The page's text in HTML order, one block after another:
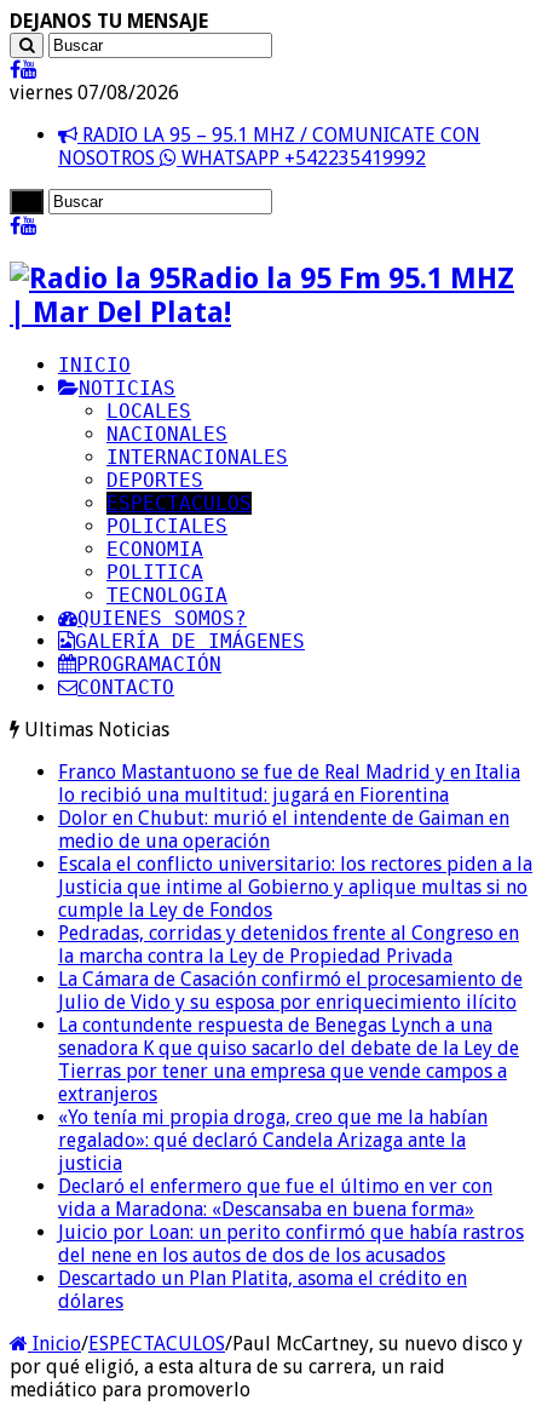
DEJANOS TU MENSAJE
viernes 07/08/2026
RADIO LA 95 – 95.1 MHZ / COMUNICATE CON
NOSOTROS
WHATSAPP +542235419992
Radio la 95 Fm 95.1 MHZ
| Mar Del Plata!
INICIO
NOTICIAS
LOCALES
NACIONALES
INTERNACIONALES
DEPORTES
ESPECTACULOS
POLICIALES
ECONOMIA
POLITICA
TECNOLOGIA
QUIENES SOMOS?
GALERÍA DE IMÁGENES
PROGRAMACIÓN
CONTACTO
Ultimas Noticias
Franco Mastantuono se fue de Real Madrid y en Italia
lo recibió una multitud: jugará en Fiorentina
Dolor en Chubut: murió el intendente de Gaiman en
medio de una operación
Escala el conflicto universitario: los rectores piden a la
Justicia que intime al Gobierno y aplique multas si no
cumple la Ley de Fondos
Pedradas, corridas y detenidos frente al Congreso en
la marcha contra la Ley de Propiedad Privada
La Cámara de Casación confirmó el procesamiento de
Julio de Vido y su esposa por enriquecimiento ilícito
La contundente respuesta de Benegas Lynch a una
senadora K que quiso sacarlo del debate de la Ley de
Tierras por tener una empresa que vende campos a
extranjeros
«Yo tenía mi propia droga, creo que me la habían
regalado»: qué declaró Candela Arizaga ante la
justicia
Declaró el enfermero que fue el último en ver con
vida a Maradona: «Descansaba en buena forma»
Juicio por Loan: un perito confirmó que había rastros
del nene en los autos de dos de los acusados
Descartado un Plan Platita, asoma el crédito en
dólares
Inicio/ESPECTACULOS/Paul McCartney, su nuevo disco y
por qué eligió, a esta altura de su carrera, un raid
mediático para promoverlo